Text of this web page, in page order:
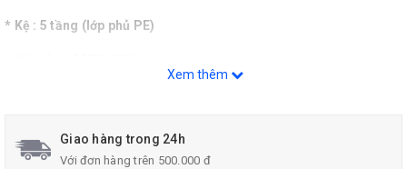
* Kệ : 5 tầng (lớp phủ PE)
nhiệt
Xem thêm
Giao hàng trong 24h
Với đơn hàng trên 500.000 đ